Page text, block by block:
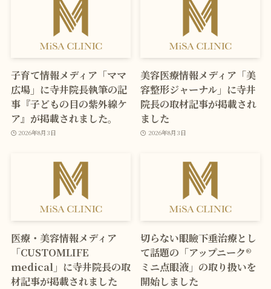
子育て情報メディア「ママ
広場」に寺井院長執筆の記
事『子どもの目の紫外線ケ
ア』が掲載されました。
2026年8月3日
美容医療情報メディア「美
容整形ジャーナル」に寺井
院長の取材記事が掲載され
ました
2026年8月3日
医療・美容情報メディア
「CUSTOMLIFE
medical」に寺井院長の取
材記事が掲載されました
切らない眼瞼下垂治療とし
て話題の「アップニーク®
ミニ点眼液」の取り扱いを
開始しました